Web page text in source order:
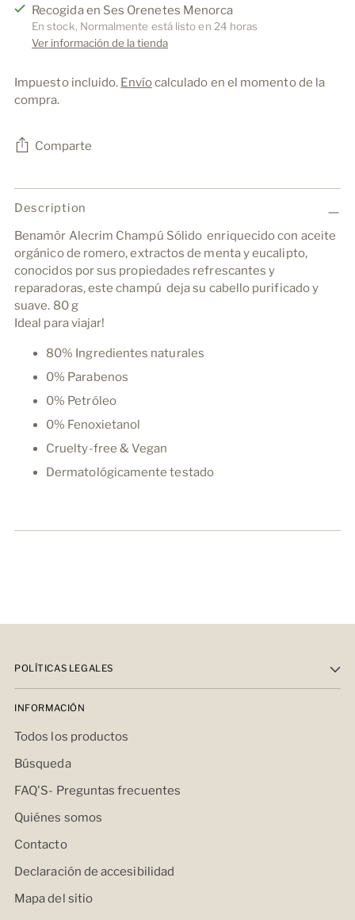
Recogida en Ses Orenetes Menorca
En stock, Normalmente está listo en 24 horas
Ver información de la tienda
Impuesto incluido. Envíocalculado en el momento de la
compra.
Comparte
Añadir
un
a
la
cesta
Description
Benamôr Alecrim Champú Sólido enriquecido con aceite
orgánico de romero, extractos de menta y eucalipto,
conocidos por sus propiedades refrescantes y
reparadoras, este champú deja su cabello purificado y
suave. 80 g
Ideal para viajar!
80% Ingredientes naturales
0% Parabenos
0% Petróleo
0% Fenoxietanol
Cruelty-free & Vegan
Dermatológicamente testado
POLÍTICAS LEGALES
INFORMACIÓN
Todos los productos
Búsqueda
FAQ'S- Preguntas frecuentes
Quiénes somos
Contacto
Declaración de accesibilidad
Mapa del sitio